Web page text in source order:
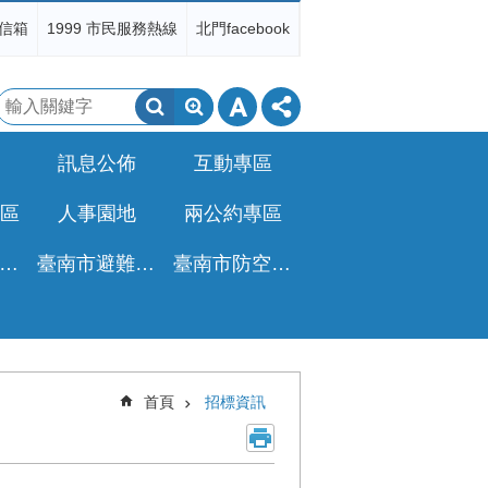
箱 1999 市民服務熱線 北門facebook
搜
尋
訊息公佈 互動專區
人事園地 兩公約專區
非都公設地移轉免徵土增稅專區 臺南市避難收容所一覽表 臺南市防空疏散避難專區
首頁 招標資訊